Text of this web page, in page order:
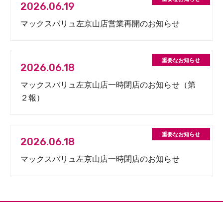
2026.06.19
マックスバリュ左京山店営業再開のお知らせ
2026.06.18
マックスバリュ左京山店一時閉店のお知らせ（第
２報）
2026.06.18
マックスバリュ左京山店一時閉店のお知らせ